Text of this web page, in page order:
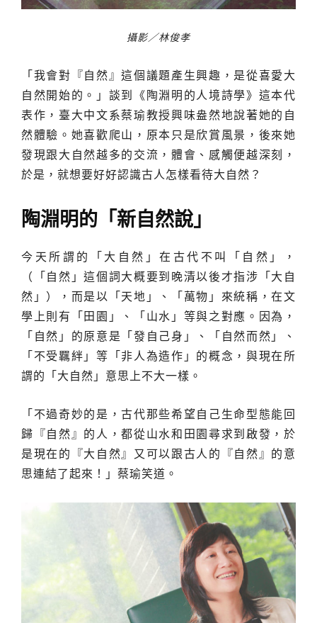
攝影／林俊孝
「我會對『自然』這個議題產生興趣，是從喜愛大
自然開始的。」談到《陶淵明的人境詩學》這本代
表作，臺大中文系蔡瑜教授興味盎然地說著她的自
然體驗。她喜歡爬山，原本只是欣賞風景，後來她
發現跟大自然越多的交流，體會、感觸便越深刻，
於是，就想要好好認識古人怎樣看待大自然？
陶淵明的「新自然說」
今天所謂的「大自然」在古代不叫「自然」，
（「自然」這個詞大概要到晚清以後才指涉「大自
然」），而是以「天地」、「萬物」來統稱，在文
學上則有「田園」、「山水」等與之對應。因為，
「自然」的原意是「發自己身」、「自然而然」、
「不受羈絆」等「非人為造作」的概念，與現在所
謂的「大自然」意思上不大一樣。
「不過奇妙的是，古代那些希望自己生命型態能回
歸『自然』的人，都從山水和田園尋求到啟發，於
是現在的『大自然』又可以跟古人的『自然』的意
思連結了起來！」蔡瑜笑道。